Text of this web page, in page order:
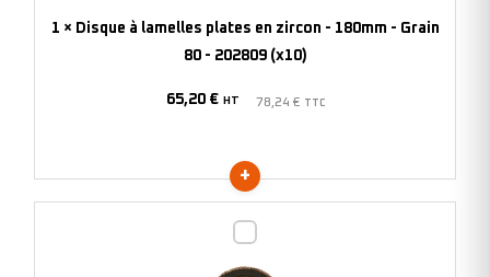
-
1 × Disque à lamelles plates en zircon - 180mm - Grain
80 - 202809 (x10)
65,20 € HT 78,24 € TTC